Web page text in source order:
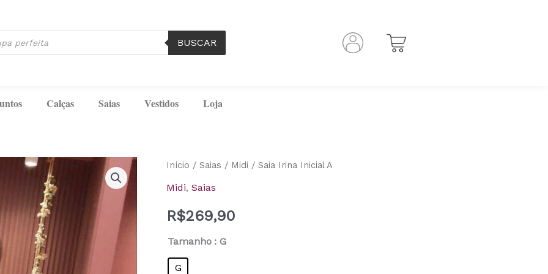
BUSCAR
Calças Saias Vestidos Loja
Início / Saias / Midi / Saia Irina Inicial A
Midi, Saias
R$269,90
Tamanho : G
G
Saia
Irina
A
quantidade